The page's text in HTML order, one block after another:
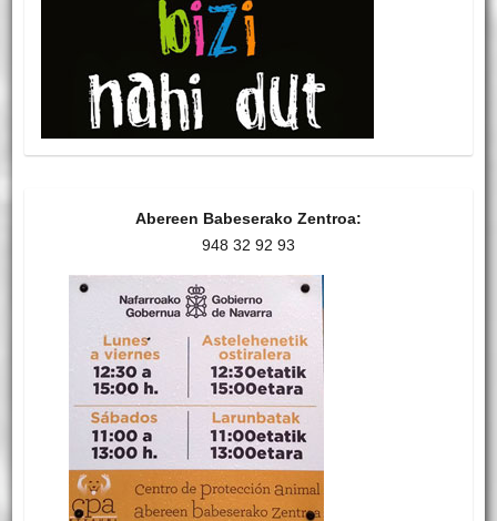
Abereen Babeserako Zentroa:
948 32 92 93